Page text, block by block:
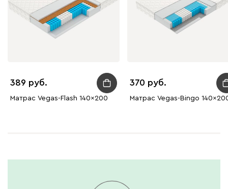
389
Матрас Vegas-Flash 140x200
370
Матрас Vegas-Bingo